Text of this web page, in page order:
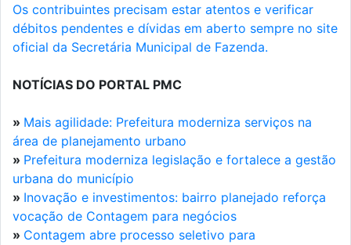
Os contribuintes precisam estar atentos e verificar
débitos pendentes e dívidas em aberto sempre no site
oficial da Secretária Municipal de Fazenda.
NOTÍCIAS DO PORTAL PMC
» Mais agilidade: Prefeitura moderniza serviços na
área de planejamento urbano
» Prefeitura moderniza legislação e fortalece a gestão
urbana do município
» Inovação e investimentos: bairro planejado reforça
vocação de Contagem para negócios
» Contagem abre processo seletivo para